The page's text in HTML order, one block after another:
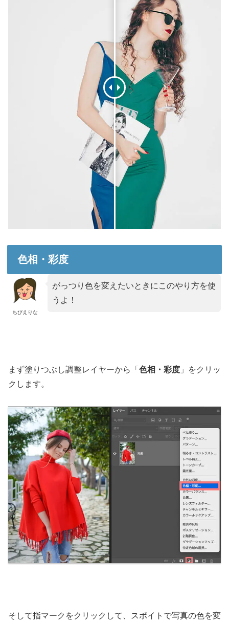
色相・彩度
ちびえりな
がっつり色を変えたいときにこのやり方を使
うよ！
まず塗りつぶし調整レイヤーから「 色相・彩度 」をクリッ
クします。
そして指マークをクリックして、スポイトで写真の色を変